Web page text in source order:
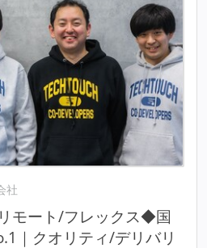
社
モート/フレックス◆国
｜クオリティ/デリバリ